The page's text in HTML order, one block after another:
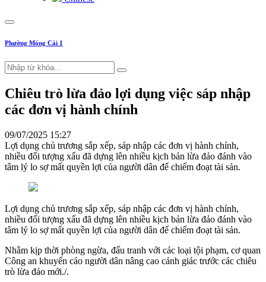
Phường Móng Cái 1
Chiêu trò lừa đảo lợi dụng việc sáp nhập
các đơn vị hành chính
09/07/2025 15:27
Lợi dụng chủ trương sắp xếp, sáp nhập các đơn vị hành chính,
nhiều đối tượng xấu đã dựng lên nhiều kịch bản lừa đảo đánh vào
tâm lý lo sợ mất quyền lợi của người dân để chiếm đoạt tài sản.
Lợi dụng chủ trương sắp xếp, sáp nhập các đơn vị hành chính,
nhiều đối tượng xấu đã dựng lên nhiều kịch bản lừa đảo đánh vào
tâm lý lo sợ mất quyền lợi của người dân để chiếm đoạt tài sản.
Nhằm kịp thời phòng ngừa, đấu tranh với các loại tội phạm, cơ quan
Công an khuyến cáo người dân nâng cao cảnh giác trước các chiêu
trò lừa đảo mới./.